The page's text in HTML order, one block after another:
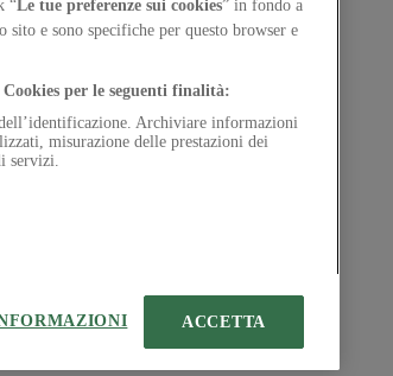
- ITALY
“Le tue preferenze sui cookies” in fondo a
sito e sono specifiche per questo browser e
per le seguenti finalità:
Archiviare informazioni
misurazione delle prestazioni dei
servizi.
ACCETTA